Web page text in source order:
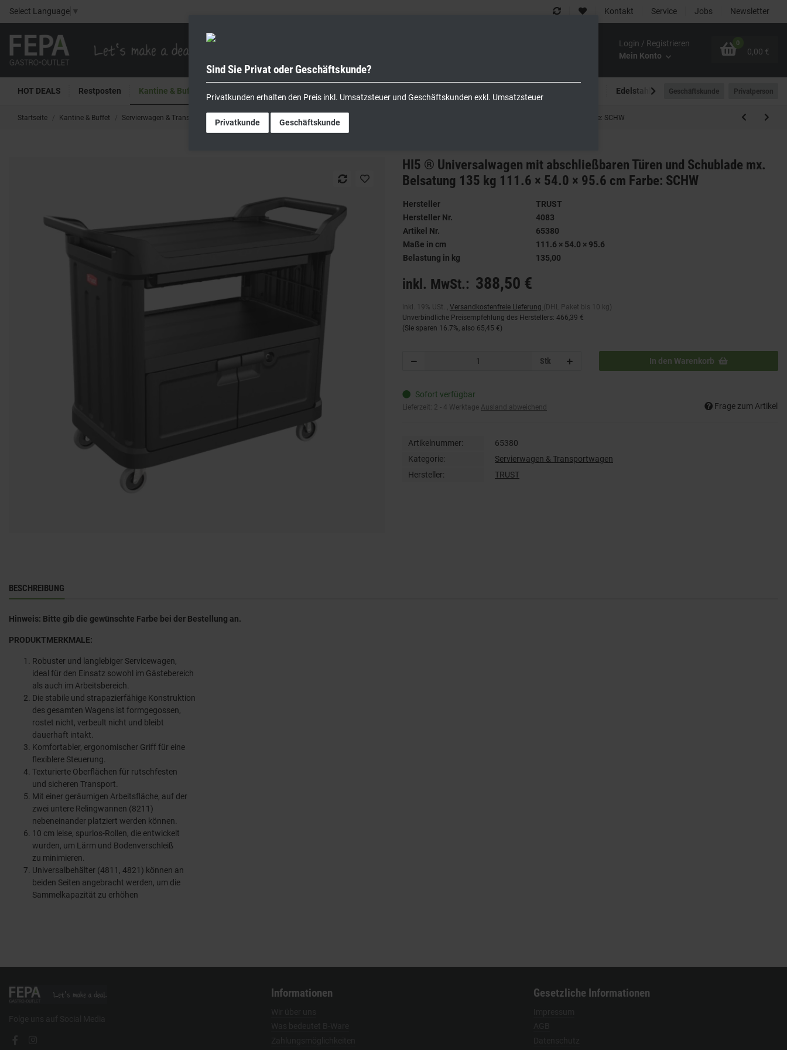
Select Language ▼ Kontakt Service Jobs Newsletter
Login / Registrieren
Mein Konto
0
0,00 €
HOT DEALS Restposten Kantine & Buffet Edelstahlmöbel Outdoor-Bereich
Geschäftskunde Privatperson
Startseite Kantine & Buffet Servierwagen & Transportwagen HI5 ® Universalwagen mit abschließbaren Türen und Schublade mx. Belsatung 135 kg 111.6 × 54.0 × 95.6 cm Farbe: SCHW
HI5 ® Universalwagen mit abschließbaren Türen und Schublade mx.
Belsatung 135 kg 111.6 × 54.0 × 95.6 cm Farbe: SCHW
Hersteller
TRUST
Hersteller Nr.
4083
Artikel Nr.
65380
Maße in cm
111.6 × 54.0 × 95.6
Belastung in kg
135,00
inkl. MwSt.: 388,50 €
inkl. 19% USt. , Versandkostenfreie Lieferung (DHL Paket bis 10 kg)
Unverbindliche Preisempfehlung des Herstellers: 466,39 €
(Sie sparen 16.7%, also 65,45 €)
Stk In den Warenkorb
Sofort verfügbar
Lieferzeit: 2 - 4 Werktage Ausland abweichend Frage zum Artikel
Artikelnummer:
65380
Kategorie:
Servierwagen & Transportwagen
Hersteller:
TRUST
BESCHREIBUNG
Hinweis: Bitte gib die gewünschte Farbe bei der Bestellung an.
PRODUKTMERKMALE:
Robuster und langlebiger Servicewagen,
ideal für den Einsatz sowohl im Gästebereich
als auch im Arbeitsbereich.
Die stabile und strapazierfähige Konstruktion
des gesamten Wagens ist formgegossen,
rostet nicht, verbeult nicht und bleibt
dauerhaft intakt.
Komfortabler, ergonomischer Griff für eine
flexiblere Steuerung.
Texturierte Oberflächen für rutschfesten
und sicheren Transport.
Mit einer geräumigen Arbeitsfläche, auf der
zwei untere Relingwannen (8211)
nebeneinander platziert werden können.
10 cm leise, spurlos-Rollen, die entwickelt
wurden, um Lärm und Bodenverschleiß
zu minimieren.
Universalbehälter (4811, 4821) können an
beiden Seiten angebracht werden, um die
Sammelkapazität zu erhöhen
Informationen Gesetzliche Informationen
Sind Sie Privat oder Geschäftskunde?
Privatkunden erhalten den Preis inkl. Umsatzsteuer und Geschäftskunden exkl. Umsatzsteuer
Privatkunde Geschäftskunde